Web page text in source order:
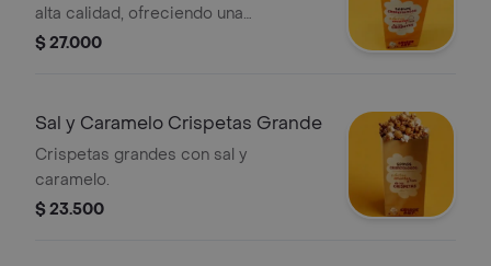
alta calidad, ofreciendo una
combinación perfecta de dulzura y
$ 27.000
Sal y Caramelo Crispetas Grande
Crispetas grandes con sal y
caramelo.
$ 23.500